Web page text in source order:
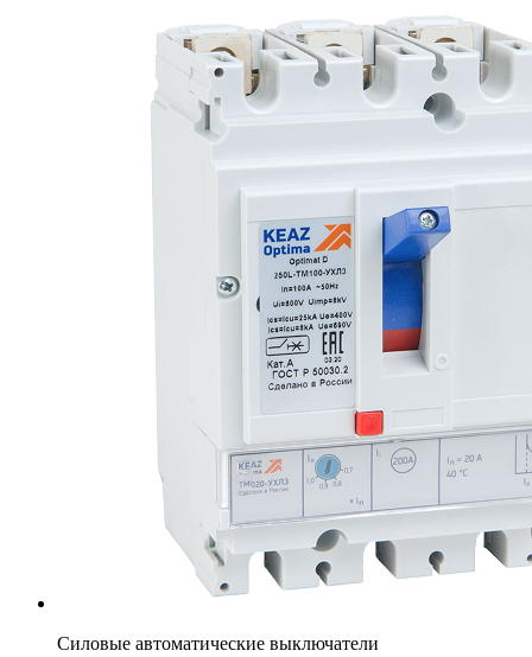
Силовые автоматические выключатели